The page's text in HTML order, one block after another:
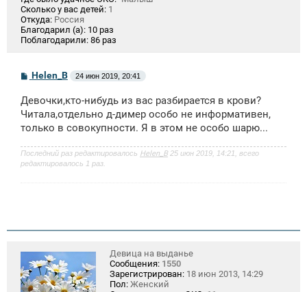
Сколько у вас детей: 1
Откуда: Россия
Благодарил (а): 10 раз
Поблагодарили: 86 раз
С
б
щ
н
е
Helen_B 24 июн 2019, 20:41
Девочки,кто-нибудь из вас разбирается в крови?
Читала,отдельно д-димер особо не информативен,
только в совокупности. Я в этом не особо шарю...
Последний раз редактировалось Helen_B25 июн 2019, 14:21, всего
редактировалось 1 раз.
Девица на выданье
Сообщения: 1550
Зарегистрирован: 18 июн 2013, 14:29
Пол: Женский